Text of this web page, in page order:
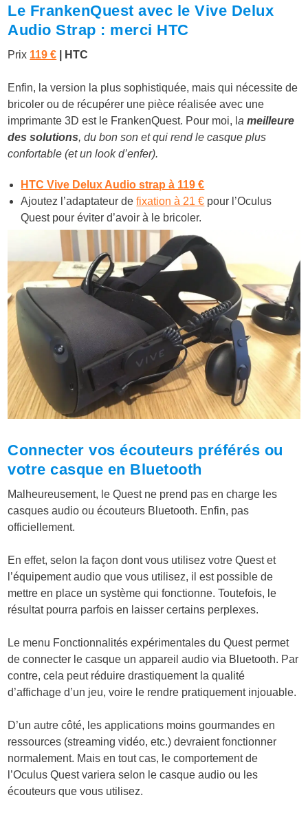
Le FrankenQuest avec le Vive Delux
Audio Strap : merci HTC
Prix 119 € | HTC
Enfin, la version la plus sophistiquée, mais qui nécessite de
bricoler ou de récupérer une pièce réalisée avec une
imprimante 3D est le FrankenQuest. Pour moi, lameilleure
des solutions, du bon son et qui rend le casque plus
confortable (et un look d’enfer).
HTC Vive Delux Audio strap à 119 €
Ajoutez l’adaptateur defixation à 21 € pour l’Oculus
Quest pour éviter d’avoir à le bricoler.
Connecter vos écouteurs préférés ou
votre casque en Bluetooth
Malheureusement, le Questne prend pas en charge les
casques audio ou écouteurs Bluetooth. Enfin, pas
officiellement.
En effet, selon la façon dont vous utilisez votre Quest et
l’équipement audio que vous utilisez, il est possible de
mettre en place un système qui fonctionne. Toutefois, le
résultat pourra parfois en laisser certains perplexes.
Le menu Fonctionnalités expérimentales du Quest permet
de connecter le casque un appareil audio via Bluetooth. Par
contre, cela peut réduire drastiquement la qualité
d’affichage d’un jeu, voire le rendre pratiquement injouable.
D’un autre côté, les applications moins gourmandes en
ressources (streaming vidéo, etc.) devraient fonctionner
normalement. Mais en tout cas, le comportement de
l’Oculus Quest variera selon le casque audio ou les
écouteurs que vous utilisez.